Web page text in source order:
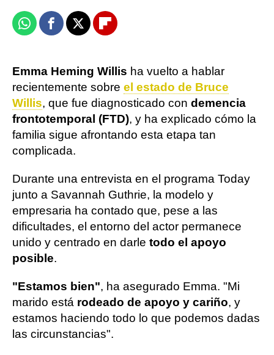
WhatsappFacebook
X Flipboard
Emma Heming Willis ha vuelto a hablar
recientemente sobre el estado de Bruce
Willis, que fue diagnosticado con demencia
frontotemporal (FTD), y ha explicado cómo la
familia sigue afrontando esta etapa tan
complicada.
Durante una entrevista en el programa Today
junto a Savannah Guthrie, la modelo y
empresaria ha contado que, pese a las
dificultades, el entorno del actor permanece
unido y centrado en darle todo el apoyo
posible.
"Estamos bien", ha asegurado Emma. "Mi
marido está rodeado de apoyo y cariño, y
estamos haciendo todo lo que podemos dadas
las circunstancias".